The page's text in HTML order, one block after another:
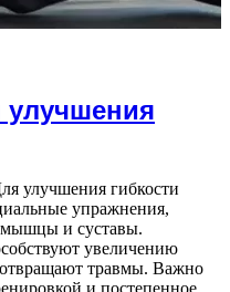
улучшения
улучшения гибкости
упражнения,
мышцы и суставы.
увеличению
травмы. Важно
и постепенное